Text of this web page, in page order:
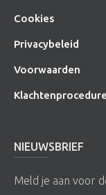
Cookies
Privacybeleid
Voorwaarden
Klachtenprocedure
NIEUWSBRIEF
Meld je aan voor